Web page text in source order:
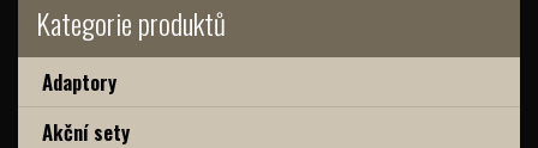
Kategorie produktů
Adaptory
Akční sety